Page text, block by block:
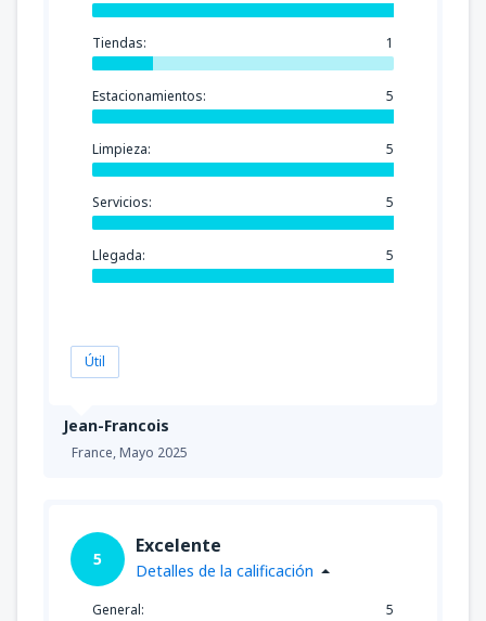
Jean-Francois
France,Mayo 2025
Tiendas: 1
Estacionamientos: 5
Limpieza: 5
Servicios: 5
Llegada: 5
Útil
5
Excelente
Detalles de la calificación
General: 5